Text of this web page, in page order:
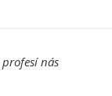
nás